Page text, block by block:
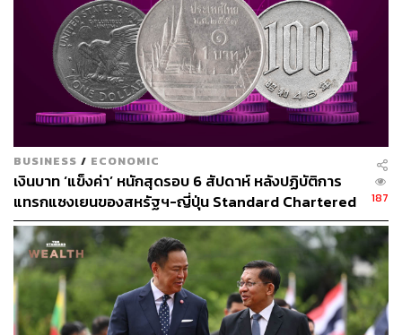
ABOUT THE AUTHOR
ณรงค์กร มโนจันทร์เพ็ญ
Content Creator กองบรรณาธิการข่าว THE
STANDARD
BUSINESS / ECONOMIC
เงินบาท ‘แข็งค่า’ หนักสุดรอบ 6 สัปดาห์ หลังปฏิบัติการ
แทรกแซงเยนของสหรัฐฯ-ญี่ปุ่น Standard Chartered
เปิดเป้าสิ้นปีนี้จ่อแข็งต่อแตะ 32.50 บาทต่อดอลลาร์
187